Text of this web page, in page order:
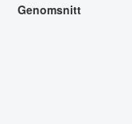
Genomsnitt